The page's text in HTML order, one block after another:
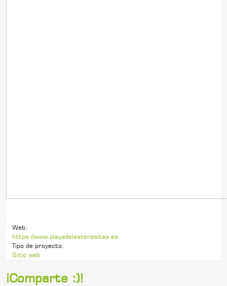
Web:
https://www.playadelasteresitas.es
Tipo de proyecto:
Sitio web
¡Comparte :)!